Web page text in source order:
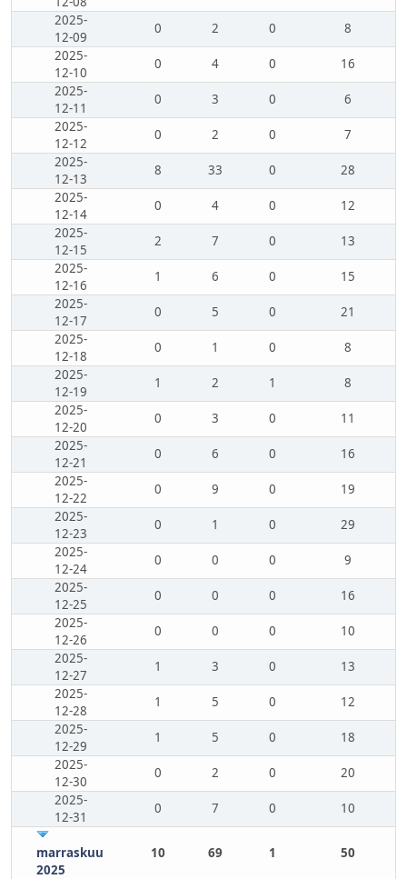
2025-
12-09
0 2 0
8
2025-
12-10
0 4 0
16
2025-
12-11
0 3 0
6
2025-
12-12
0 2 0
7
2025-
12-13
8 33 0
28
2025-
12-14
0 4 0
12
2025-
12-15
2 7 0
13
2025-
12-16
1 6 0
15
2025-
12-17
0 5 0
21
2025-
12-18
0 1 0
8
2025-
12-19
1 2 1
8
2025-
12-20
0 3 0
11
2025-
12-21
0 6 0
16
2025-
12-22
0 9 0
19
2025-
12-23
0 1 0
29
2025-
12-24
0 0 0
9
2025-
12-25
0 0 0
16
2025-
12-26
0 0 0
10
2025-
12-27
1 3 0
13
2025-
12-28
1 5 0
12
2025-
12-29
1 5 0
18
2025-
12-30
0 2 0
20
2025-
12-31
0 7 0 10
marraskuu
2025
10 69 1 50